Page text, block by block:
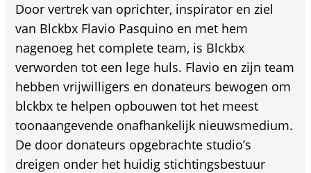
Door vertrek van oprichter, inspirator en ziel
van Blckbx Flavio Pasquino en met hem
nagenoeg het complete team, is Blckbx
verworden tot een lege huls. Flavio en zijn team
hebben vrijwilligers en donateurs bewogen om
blckbx te helpen opbouwen tot het meest
toonaangevende onafhankelijk nieuwsmedium.
De door donateurs opgebrachte studio’s
dreigen onder het huidig stichtingsbestuur